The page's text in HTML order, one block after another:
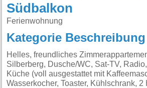
Südbalkon
Ferienwohnung
Kategorie Beschreibung
Helles, freundliches
Silberberg, Dusche/WC, Sat-TV,
Küche (voll ausgestattet mit
Wasserkocher, Toaster, Kühlschrank, 2